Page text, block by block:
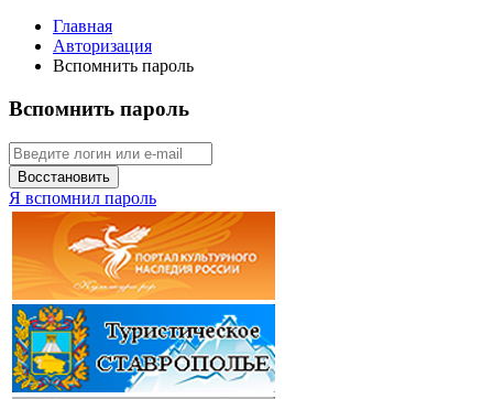
Главная
Авторизация
Вспомнить пароль
Вспомнить пароль
Восстановить
Я вспомнил пароль